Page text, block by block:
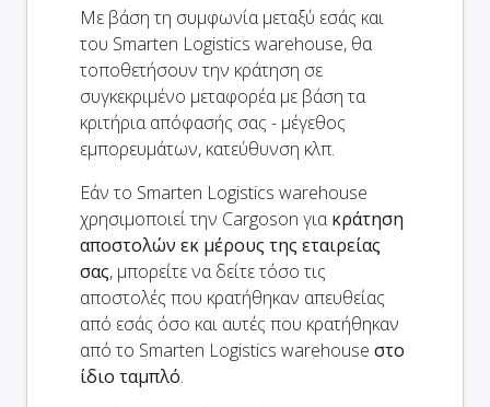
Με βάση τη συμφωνία μεταξύ εσάς και
του Smarten Logistics warehouse, θα
τοποθετήσουν την κράτηση σε
συγκεκριμένο μεταφορέα με βάση τα
κριτήρια απόφασής σας - μέγεθος
εμπορευμάτων, κατεύθυνση κλπ.
Εάν το Smarten Logistics warehouse
χρησιμοποιεί την Cargoson γιακράτηση
αποστολών εκ μέρους της εταιρείας
σας, μπορείτε να δείτε τόσο τις
αποστολές που κρατήθηκαν απευθείας
από εσάς όσο και αυτές που κρατήθηκαν
από το Smarten Logistics warehouse στο
ίδιο ταμπλό.